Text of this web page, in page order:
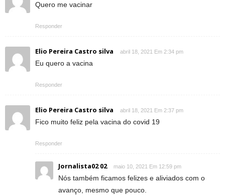
Quero me vacinar
Responder
Elio Pereira Castro silva abril 18, 2021 Em 2:34 pm
Eu quero a vacina
Responder
Elio Pereira Castro silva abril 18, 2021 Em 2:37 pm
Fico muito feliz pela vacina do covid 19
Responder
Jornalista02 02 maio 10, 2021 Em 12:59 pm
Nós também ficamos felizes e aliviados com o
avanço, mesmo que pouco.